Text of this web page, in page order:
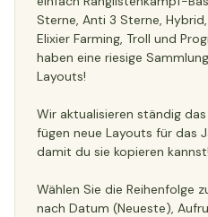
Sterne, Anti 3 Sterne,
Elixier Farming, Troll und
haben eine riesige
Layouts!
Wir aktualisieren ständig
fügen neue Layouts für das
damit du sie kopieren kannst!
Wählen Sie die Reihenfolge
nach Datum (Neueste),